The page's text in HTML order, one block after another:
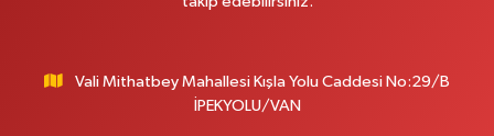
Yenı Derman Eczanesi
Vali Mithatbey Mahallesi Kışla Yolu Caddesi No:29/B
İPEKYOLU/VAN